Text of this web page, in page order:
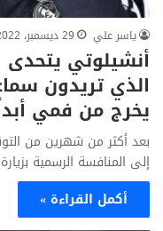
ياسر علي 29 ديسمبر، 2022
أنشيلوتي يتحدى
الذي تريدون
يخرج من فمي
بعد أكثر من شهرين من
إلى المنافسة الرسمية
أكمل القراءة »